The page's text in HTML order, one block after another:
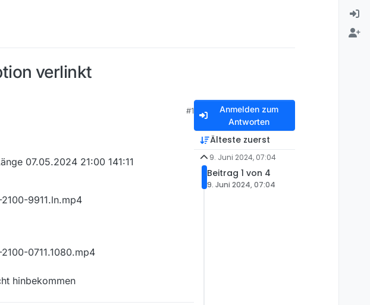
verlinkt
#1
07.05.2024 21:00 141:11
9911.ln.mp4
0711.1080.mp4
hinbekommen
Anmelden zum
Antworten
Älteste zuerst
9. Juni 2024, 07:04
Beitrag 1 von 4
9. Juni 2024, 07:04